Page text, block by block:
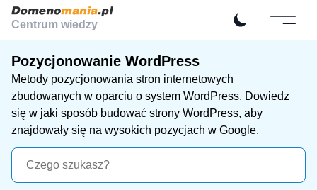
Centrum wiedzy
Pozycjonowanie WordPress
Metody pozycjonowania stron internetowych
zbudowanych w oparciu o system WordPress. Dowiedz
się w jaki sposób budować strony WordPress, aby
znajdowały się na wysokich pozycjach w Google.